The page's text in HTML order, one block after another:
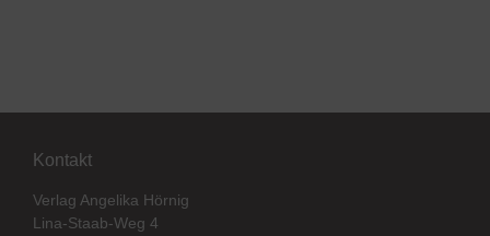
Kontakt
Verlag Angelika Hörnig
Lina-Staab-Weg 4